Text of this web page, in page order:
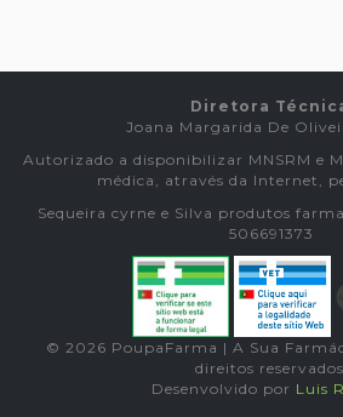
Diretora
Joana Margarida De
Autorizado a disponibilizar MNSRM e
médica, através da Internet,
Sequeira cyrne e Silva produtos
506691373
© 2026 PoupaFarma | A Sua
direitos reservados.
Desenvolvido por Luis